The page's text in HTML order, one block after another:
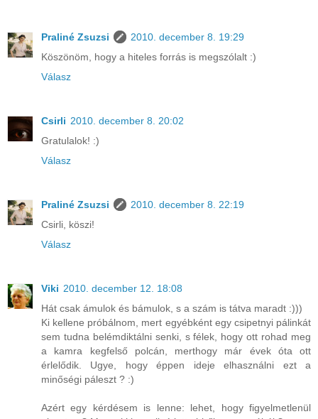
Praliné Zsuzsi
2010. december 8. 19:29
Köszönöm, hogy a hiteles forrás is megszólalt :)
Válasz
Csirli 2010. december 8. 20:02
Gratulalok! :)
Válasz
Praliné Zsuzsi
2010. december 8. 22:19
Csirli, köszi!
Válasz
Viki 2010. december 12. 18:08
Hát csak ámulok és bámulok, s a szám is tátva maradt :)))
Ki kellene próbálnom, mert egyébként egy csipetnyi pálinkát
sem tudna belémdiktálni senki, s félek, hogy ott rohad meg
a kamra kegfelső polcán, merthogy már évek óta ott
érlelődik. Ugye, hogy éppen ideje elhasználni ezt a
minőségi páleszt ? :)
Azért egy kérdésem is lenne: lehet, hogy figyelmetlenül